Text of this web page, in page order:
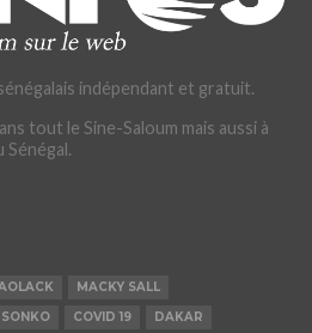
indépendant et gratuit.
tout le Sine-Saloum mais aussi à
MACKY SALL
COVID 19
DAKAR